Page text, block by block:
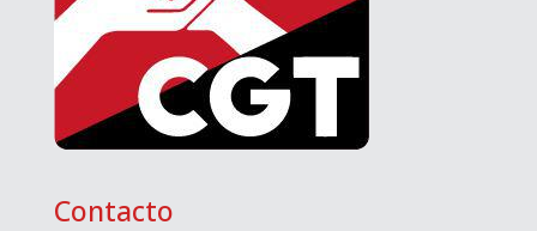
Contacto